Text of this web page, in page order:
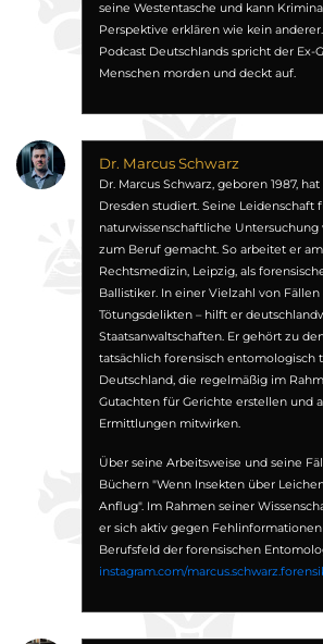
seine Westentasche und kann
Perspektive erklären wie kein
Podcast Deutschlands spricht der Ex-
Menschen morden und deckt auf.
Dr. Marcus Schwarz
Dr. Marcus Schwarz, geboren 1987,
Dresden studiert. Seine Leidenschaft
naturwissenschaftliche
zum Beruf gemacht. So arbeitet er
Rechtsmedizin, Leipzig, als
Ballis­tiker. In einer Vielzahl von Fällen
Tötungsdelikten – hilft er
Staatsanwaltschaften. Er gehört zu
tatsächlich forensisch entomologisch
Deutschland, die regelmäßig im
Gutachten für Gerichte erstellen und
Ermittlungen mitwirken.
Über seine Arbeitsweise und seine
Büchern "Wenn Insekten über
Anflug". Im Rahmen seiner
er sich aktiv gegen
Berufsfeld der forensischen
instagram.com/